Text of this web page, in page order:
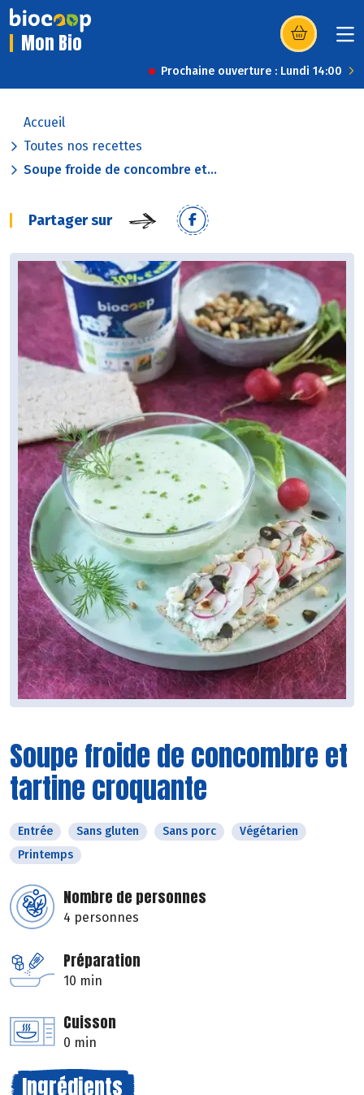
Mon Bio (s’ouvre dans
Prochaine ouverture : Lundi 14:00
Accueil
Toutes nos recettes
Soupe froide de concombre et...
Partager sur
Soupe froide de concombre et
tartine croquante
Entrée Sans gluten Sans porc
Végétarien
Printemps
Nombre de personnes
4 personnes
Préparation
10 min
Cuisson
0 min
Ingrédients